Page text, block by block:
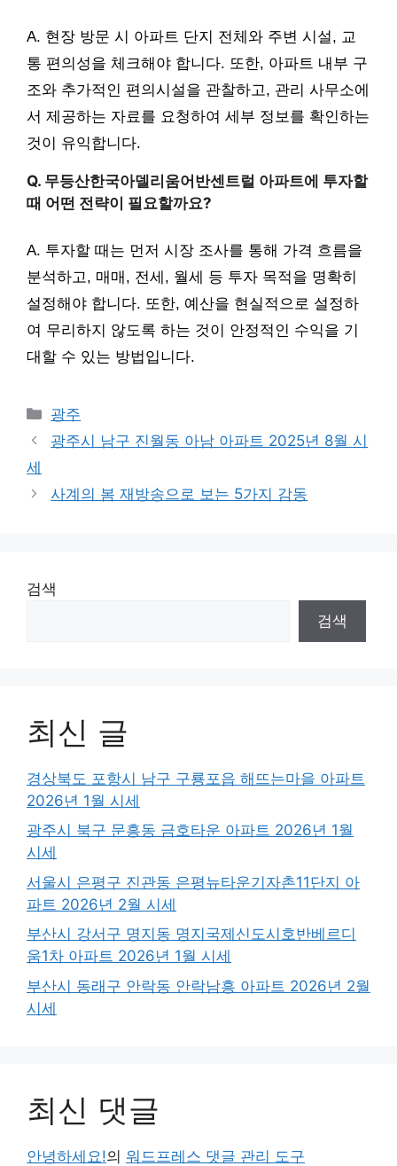
A. 현장 방문 시 아파트 단지 전체와 주변 시설, 교
통 편의성을 체크해야 합니다. 또한, 아파트 내부 구
조와 추가적인 편의시설을 관찰하고, 관리 사무소에
서 제공하는 자료를 요청하여 세부 정보를 확인하는
것이 유익합니다.
Q. 무등산한국아델리움어반센트럴 아파트에 투자할
때 어떤 전략이 필요할까요?
A. 투자할 때는 먼저 시장 조사를 통해 가격 흐름을
분석하고, 매매, 전세, 월세 등 투자 목적을 명확히
설정해야 합니다. 또한, 예산을 현실적으로 설정하
여 무리하지 않도록 하는 것이 안정적인 수익을 기
대할 수 있는 방법입니다.
Categories
광주
광주시 남구 진월동 아남 아파트 2025년 8월 시
세
사계의 봄 재방송으로 보는 5가지 감동
검색
검색
최신 글
경상북도 포항시 남구 구룡포읍 해뜨는마을 아파트
2026년 1월 시세
광주시 북구 문흥동 금호타운 아파트 2026년 1월
시세
서울시 은평구 진관동 은평뉴타운기자촌11단지 아
파트 2026년 2월 시세
부산시 강서구 명지동 명지국제신도시호반베르디
움1차 아파트 2026년 1월 시세
부산시 동래구 안락동 안락남흥 아파트 2026년 2월
시세
최신 댓글
안녕하세요!의 워드프레스 댓글 관리 도구